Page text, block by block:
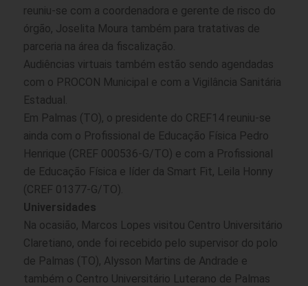
reuniu-se com a coordenadora e gerente de risco do
órgão, Joselita Moura também para tratativas de
parceria na área da fiscalização.
Audiências virtuais também estão sendo agendadas
com o PROCON Municipal e com a Vigilância Sanitária
Estadual.
Em Palmas (TO), o presidente do CREF14 reuniu-se
ainda com o Profissional de Educação Física Pedro
Henrique (CREF 000536-G/TO) e com a Profissional
de Educação Física e líder da Smart Fit, Leila Honny
(CREF 01377-G/TO).
Universidades
Na ocasião, Marcos Lopes visitou Centro Universitário
Claretiano, onde foi recebido pelo supervisor do polo
de Palmas (TO), Alysson Martins de Andrade e
também o Centro Universitário Luterano de Palmas